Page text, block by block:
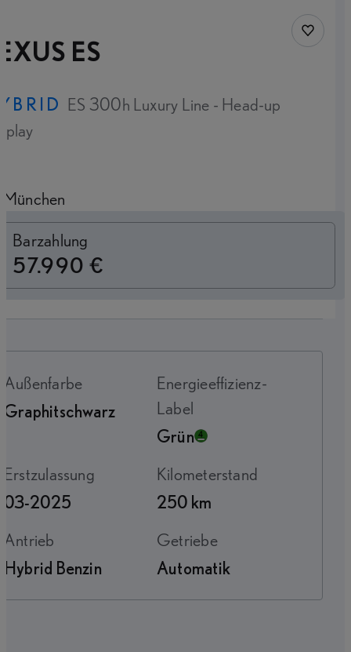
ES
ES 300h Luxury Line - Head-up
München
Barzahlung
57.990 €
Außenfarbe
Graphitschwarz
Energieeffizienz-
Label
Grün
Erstzulassung
03-2025
Kilometerstand
250 km
Antrieb
Hybrid Benzin
Getriebe
Automatik